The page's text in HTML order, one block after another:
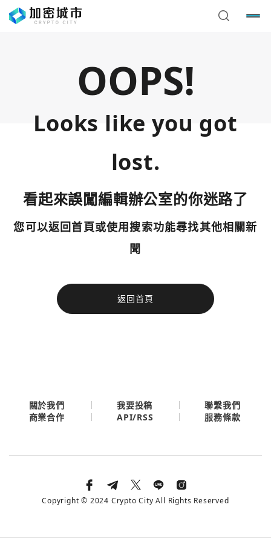
OOPS!
Looks like you got
lost.
看起來誤闖編輯辦公室的你迷路了
您可以返回首頁或使用搜索功能尋找其他相關新
聞
返回首頁
今日熱門
使用以下帳號繼續
您已閒置5分鐘，請點擊關閉按鈕或空白處，即可回到加密
今日熱門
關於我們 我要投稿
聯繫我們
商業合作
API/RSS 服務條款
Copyright © 2024 Crypto City All Rights Reserved